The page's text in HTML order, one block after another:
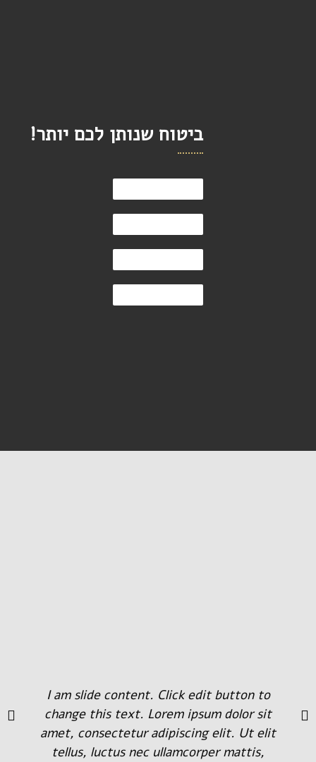
ביטוח שנותן לכם יותר!
I am slide content. Click edit button to
change this text. Lorem ipsum dolor sit
amet, consectetur adipiscing elit. Ut elit
tellus, luctus nec ullamcorper mattis,